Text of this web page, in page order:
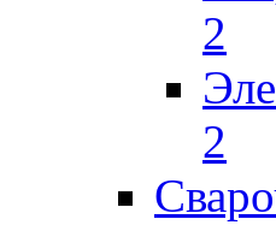
2
2